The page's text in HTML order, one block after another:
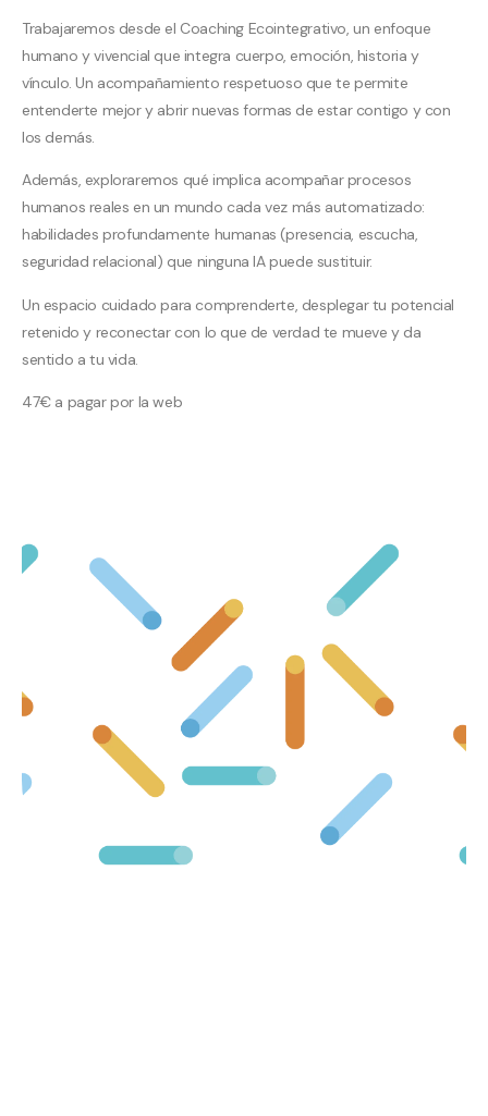
Trabajaremos desde el Coaching Ecointegrativo, un enfoque
humano y vivencial que integra cuerpo, emoción, historia y
vínculo. Un acompañamiento respetuoso que te permite
entenderte mejor y abrir nuevas formas de estar contigo y con
los demás.
Además, exploraremos qué implica acompañar procesos
humanos reales en un mundo cada vez más automatizado:
habilidades profundamente humanas (presencia, escucha,
seguridad relacional) que ninguna IA puede sustituir.
Un espacio cuidado para comprenderte, desplegar tu potencial
retenido y reconectar con lo que de verdad te mueve y da
sentido a tu vida.
47€ a pagar por la web